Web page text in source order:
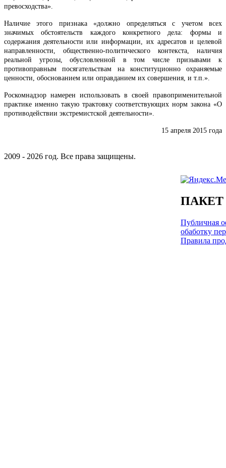
превосходства».
Наличие этого признака «должно определяться с учетом всех
значимых обстоятельств каждого конкретного дела: формы и
содержания деятельности или информации, их адресатов и целевой
направленности, общественно-политического контекста, наличия
реальной угрозы, обусловленной в том числе призывами к
противоправным посягательствам на конституционно охраняемые
ценности, обоснованием или оправданием их совершения, и т.п.».
Роскомнадзор намерен использовать в своей правоприменительной
практике именно такую трактовку соответствующих норм закона «О
противодействии экстремистской деятельности».
15 апреля 2015 года
2009 - 2026 год. Все права защищены.
Публичная
обаботку
Правила